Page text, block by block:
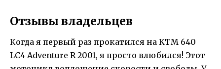
Отзывы владельцев
Когда я первый раз прокатился на KTM 640
LC4 Adventure R 2001, я просто влюбился! Этот